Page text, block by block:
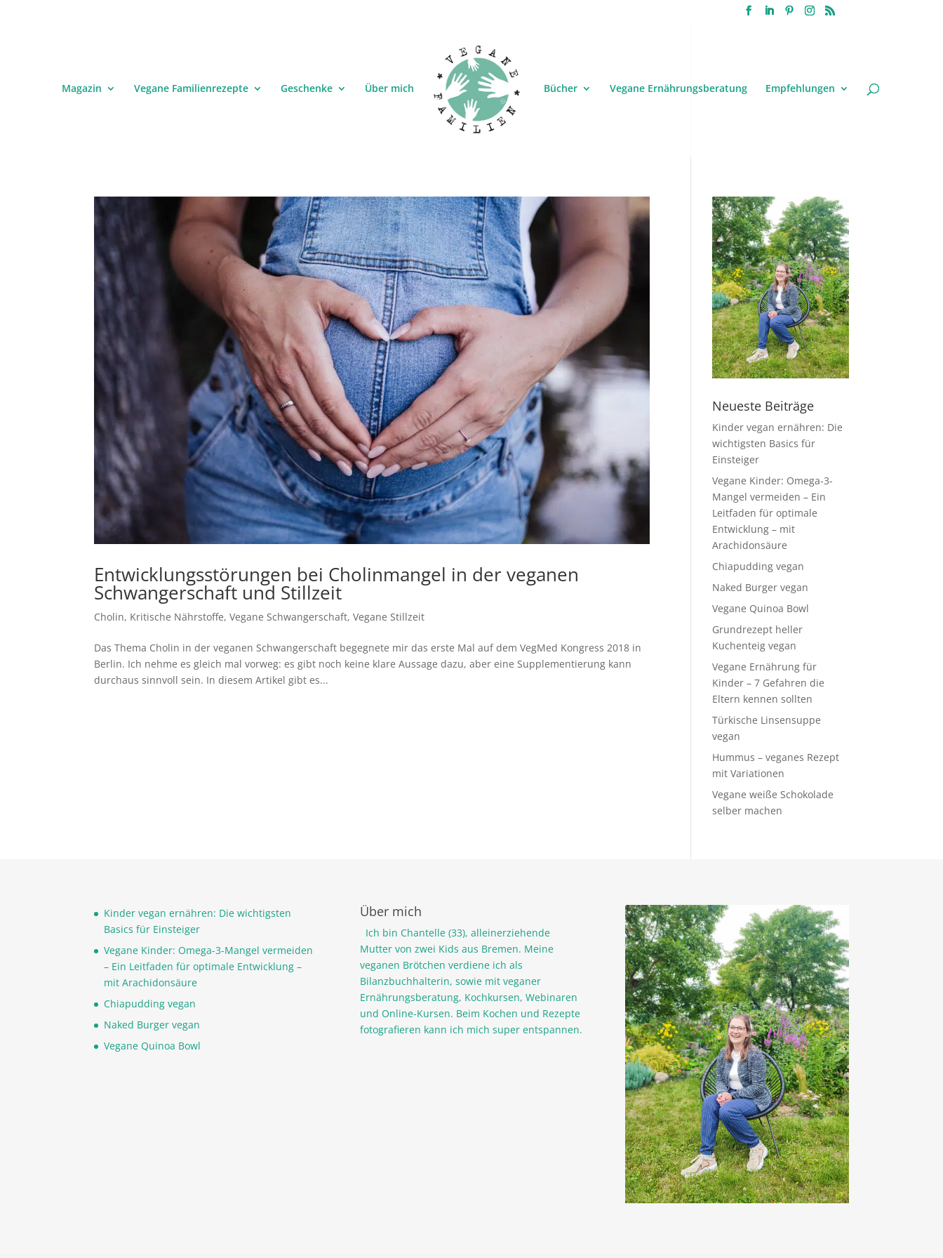
Magazin Vegane Familienrezepte Geschenke Über mich Bücher Vegane Ernährungsberatung Empfehlungen
Entwicklungsstörungen bei Cholinmangel in der veganen
Schwangerschaft und Stillzeit
Cholin, Kritische Nährstoffe,Vegane Schwangerschaft,Vegane Stillzeit
Das Thema Cholin in der veganen Schwangerschaft begegnete mir das erste Mal auf dem VegMed Kongress 2018 in
Berlin. Ich nehme es gleich mal vorweg: es gibt noch keine klare Aussage dazu, aber eine Supplementierung kann
durchaus sinnvoll sein. In diesem Artikel gibt es...
Neueste Beiträge
Kinder vegan ernähren: Die
wichtigsten Basics für
Einsteiger
Vegane Kinder: Omega-3-
Mangel vermeiden – Ein
Leitfaden für optimale
Entwicklung – mit
Arachidonsäure
Chiapudding vegan
Naked Burger vegan
Vegane Quinoa Bowl
Grundrezept heller
Kuchenteig vegan
Vegane Ernährung für
Kinder – 7 Gefahren die
Eltern kennen sollten
Türkische Linsensuppe
vegan
Hummus – veganes Rezept
mit Variationen
Vegane weiße Schokolade
selber machen
Kinder vegan ernähren: Die wichtigsten
Basics für Einsteiger
Vegane Kinder: Omega-3-Mangel vermeiden
– Ein Leitfaden für optimale Entwicklung –
mit Arachidonsäure
Chiapudding vegan
Naked Burger vegan
Vegane Quinoa Bowl
Über mich
Ich bin Chantelle (33), alleinerziehende
Mutter von zwei Kids aus Bremen. Meine
veganen Brötchen verdiene ich als
Bilanzbuchhalterin, sowie mit veganer
Ernährungsberatung, Kochkursen, Webinaren
und Online-Kursen. Beim Kochen und Rezepte
fotografieren kann ich mich super entspannen.